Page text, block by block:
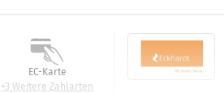
EC-Karte
+3 Weitere Zahlarten